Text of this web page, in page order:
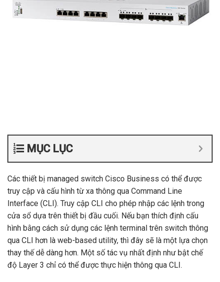
MỤC LỤC
Các thiết bị managed switch Cisco Business có thể được
truy cập và cấu hình từ xa thông qua Command Line
Interface (CLI). Truy cập CLI cho phép nhập các lệnh trong
cửa sổ dựa trên thiết bị đầu cuối. Nếu bạn thích định cấu
hình bằng cách sử dụng các lệnh terminal trên switch thông
qua CLI hơn là web-based utility, thì đây sẽ là một lựa chọn
thay thế dễ dàng hơn. Một số tác vụ nhất định như bật chế
độ Layer 3 chỉ có thể được thực hiện thông qua CLI.